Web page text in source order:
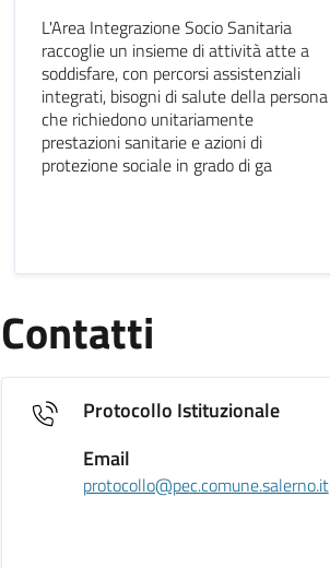
L'Area Integrazione Socio Sanitaria
raccoglie un insieme di attività atte a
soddisfare, con percorsi assistenziali
integrati, bisogni di salute della persona
che richiedono unitariamente
prestazioni sanitarie e azioni di
protezione sociale in grado di ga
Contatti
Protocollo Istituzionale
Email
protocollo@pec.comune.salerno.it